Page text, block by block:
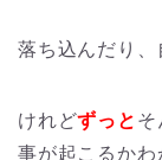
落ち込んだり
けれどずっと
事が起こるかわ